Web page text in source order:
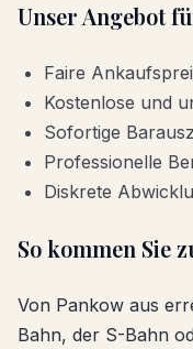
Unser Angebot
Faire
Kostenlose und
Sofortige
Professionelle
Diskrete
So kommen Sie
Von Pankow aus
Bahn, der S-Bahn